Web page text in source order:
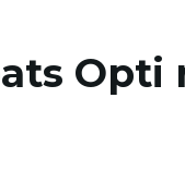
Opti